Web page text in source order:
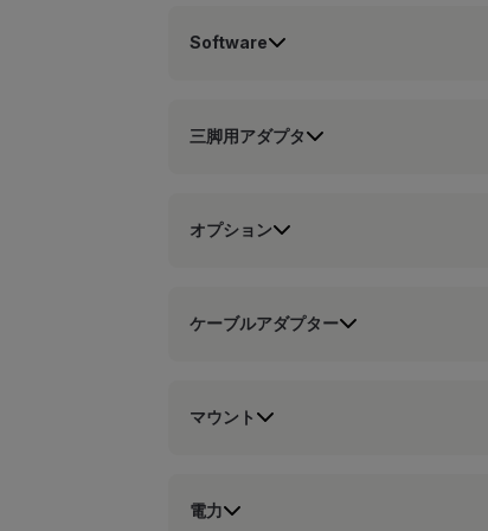
Software
三脚用アダプタ
オプション
ケーブルアダプター
マウント
電力